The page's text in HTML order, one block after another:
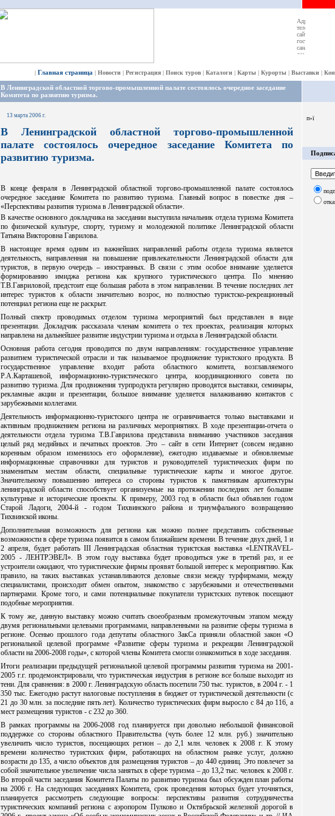
| Главная страница | Новости | Регистрация | Поиск туров | Каталоги | Карты | Курорты | Выставки |
В Ленинградской областной торгово-промышленной палате состоялось очередное заседание
Комитета по развитию туризма.
13 марта 2006 г.
В Ленинградской областной торгово-промышленной
палате состоялось очередное заседание Комитета по
развитию туризма.
В конце февраля в Ленинградской областной торгово-промышленной палате состоялось
очередное заседание Комитета по развитию туризма. Главный вопрос в повестке дня –
«Перспективы развития туризма в Ленинградской области».
В качестве основного докладчика на заседании выступила начальник отдела туризма Комитета
по физической культуре, спорту, туризму и молодежной политике Ленинградской области
Татьяна Викторовна Гаврилова.
В настоящее время одним из важнейших направлений работы отдела туризма является
деятельность, направленная на повышение привлекательности Ленинградской области для
туристов, в первую очередь – иностранных. В связи с этим особое внимание уделяется
формированию имиджа региона как крупного туристического центра. По мнению
Т.В.Гавриловой, предстоит еще большая работа в этом направлении. В течение последних лет
интерес туристов к области значительно возрос, но полностью туристско-рекреационный
потенциал региона еще не раскрыт.
Полный спектр проводимых отделом туризма мероприятий был представлен в виде
презентации. Докладчик рассказала членам комитета о тех проектах, реализация которых
направлена на дальнейшее развитие индустрии туризма и отдыха в Ленинградской области.
Основная работа сегодня проводится по двум направлениям: государственное управление
развитием туристической отрасли и так называемое продвижение туристского продукта. В
государственное управление входит работа областного комитета, возглавляемого
Р.А.Карташевой, информационно-туристического центра, координационного совета по
развитию туризма. Для продвижения турпродукта регулярно проводятся выставки, семинары,
рекламные акции и презентации, большое внимание уделяется налаживанию контактов с
зарубежными коллегами.
Деятельность информационно-туристского центра не ограничивается только выставками и
активным продвижением региона на различных мероприятиях. В ходе презентации-отчета о
деятельности отдела туризма Т.В.Гаврилова представила вниманию участников заседания
целый ряд медийных и печатных проектов. Это – сайт в сети Интернет (совсем недавно
коренным образом изменилось его оформление), ежегодно издаваемые и обновляемые
информационные справочники для туристов и руководителей туристических фирм по
знаменитым местам области, специальные туристические карты и многое другое.
Значительному повышению интереса со стороны туристов к памятникам архитектуры
ленинградской области способствует организуемые на протяжении последних лет большие
культурные и исторические проекты. К примеру, 2003 год в области был объявлен годом
Старой Ладоги, 2004-й - годом Тихвинского района и триумфального возвращению
Тихвинской иконы.
Дополнительная возможность для региона как можно полнее представить собственные
возможности в сфере туризма появится в самом ближайшем времени. В течение двух дней, 1 и
2 апреля, будет работать III Ленинградская областная туристская выставка «LENTRAVEL-
2005 - ЛЕНТРЭВЕЛ». В этом году выставка будет проводиться уже в третий раз, и ее
устроители ожидают, что туристические фирмы проявят большой интерес к мероприятию. Как
правило, на таких выставках устанавливаются деловые связи между турфирмами, между
специалистами, происходит обмен опытом, знакомство с зарубежными и отечественными
партнерами. Кроме того, и сами потенциальные покупатели туристских путевок посещают
подобные мероприятия.
К тому же, данную выставку можно считать своеобразным промежуточным этапом между
двумя региональными целевыми программами, направленными на развитие сферы туризма в
регионе. Осенью прошлого года депутаты областного ЗакСа приняли областной закон «О
региональной целевой программе «Развитие сферы туризма и рекреации Ленинградской
области на 2006-2008 годы», с которой члены Комитета смогли ознакомиться в ходе заседания.
Итоги реализации предыдущей региональной целевой программы развития туризма на 2001-
2005 г.г. продемонстрировали, что туристическая индустрия в регионе все больше выходит из
тени. Для сравнения: в 2000 г. Ленинградскую область посетили 750 тыс. туристов, в 2004 г. - 1
350 тыс. Ежегодно растут налоговые поступления в бюджет от туристической деятельности (с
21 до 30 млн. за последние пять лет). Количество туристических фирм выросло с 84 до 116, а
мест размещения туристов - с 232 до 360.
В рамках программы на 2006-2008 год планируется при довольно небольшой финансовой
поддержке со стороны областного Правительства (чуть более 12 млн. руб.) значительно
увеличить число туристов, посещающих регион – до 2,1 млн. человек к 2008 г. К этому
времени количество туристских фирм, работающих на областном рынке услуг, должно
возрасти до 135, а число объектов для размещения туристов – до 440 единиц. Это повлечет за
собой значительное увеличение числа занятых в сфере туризма – до 13,2 тыс. человек к 2008 г.
Во второй части заседания Комитета Палаты по развитию туризма был обсужден план работы
на 2006 г. На следующих заседаниях Комитета, срок проведения которых будет уточняться,
планируется рассмотреть следующие вопросы: перспективы развития сотрудничества
туристических компаний региона с аэропором Пулково и Октябрьской железной дорогой в
п»ї